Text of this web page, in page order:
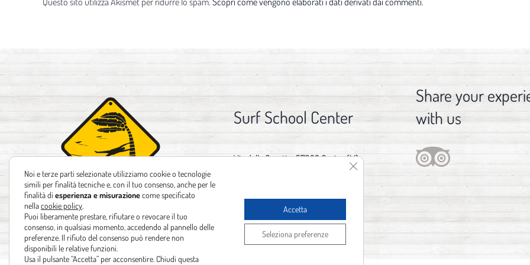
Surf School Center
Via delle Gorette, 57023 Cecina (LI)
Email:info@spot1.it
Share your
with us
Noi e terze parti selezionate utilizziamo cookie o tecnologie
simili per finalità tecniche e, con il tuo consenso, anche per le
finalità di esperienza e misurazionecome specificato
nellacookie policy
Puoi liberamente prestare, rifiutare o revocare il tuo
consenso, in qualsiasi momento, accedendo al pannello delle
preferenze. Il rifiuto del consenso può rendere non
disponibili le relative funzioni.
Usa il pulsante “Accetta” per acconsentire. Chiudi questa
Accetta
Seleziona preferenze
Close GDPR Cookie Banner